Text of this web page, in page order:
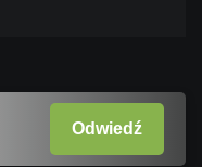
Odwiedź